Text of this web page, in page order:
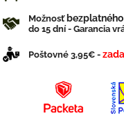
Možnosť
do 15 dní - Garancia
Poštovné 3,95€ -